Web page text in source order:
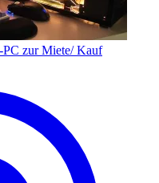
PC zur Miete/ Kauf